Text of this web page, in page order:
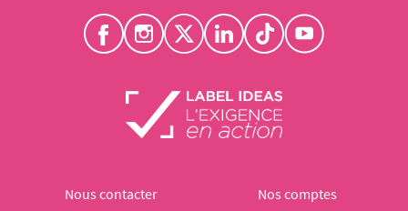
Nous contacter Nos comptes